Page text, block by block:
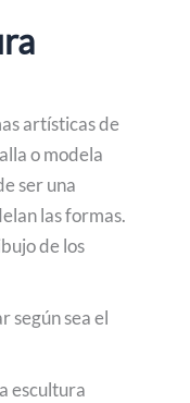
artísticas de
o modela
ser una
las formas.
de los
según sea el
escultura